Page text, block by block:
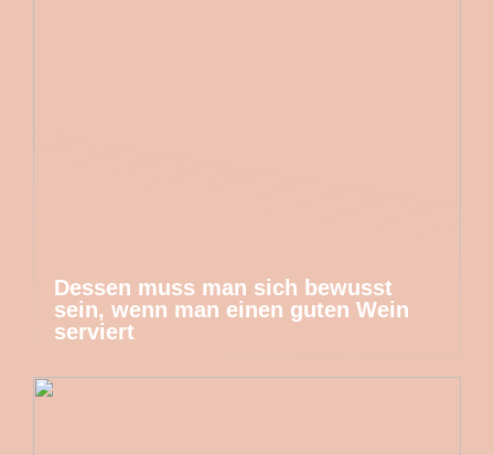
Dessen muss man sich bewusst
sein, wenn man einen guten Wein
serviert